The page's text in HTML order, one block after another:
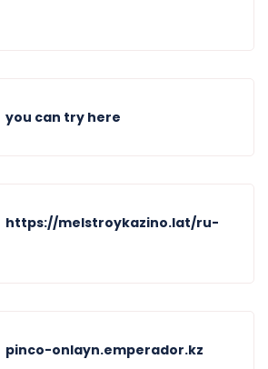
you can try here
https://melstroykazino.lat/ru-
pinco-onlayn.emperador.kz